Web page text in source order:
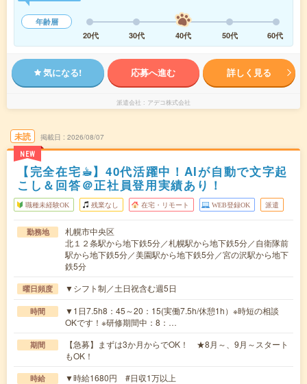
年齢層
20代
30代 40代 50代 60代
気になる! 応募へ進む 詳しく見る
派遣会社 アデコ株式会社
未読
NEW
掲載日 2026/08/07
【完全在宅☕︎】40代活躍中！AIが自動で文字起
こし＆回答＠正社員登用実績あり！
職種未経験OK 残業なし 在宅・リモート WEB登録OK 派遣
勤務地
札幌市中央区
北１２条駅から地下鉄5分／札幌駅から地下鉄5分／自衛隊前
駅から地下鉄5分／美園駅から地下鉄5分／宮の沢駅から地下
鉄5分
曜日頻度 ▼シフト制／土日祝含む週5日
時間
▼1日7.5h8：45～20：15(実働7.5h/休憩1h）※時短の相談
OKです！※研修期間中：8：…
期間
【急募】まずは3か月からでOK！ ★8月～、9月～スタート
もOK！
時給 ▼時給1680円 #日収1万以上